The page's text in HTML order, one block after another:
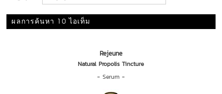
ผลการค้นหา 10 ไอเท็ม
Rejeune
Natural Propolis Tincture
- Serum-